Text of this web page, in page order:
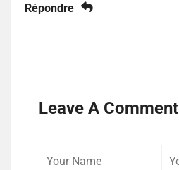
Répondre
Leave A Comment